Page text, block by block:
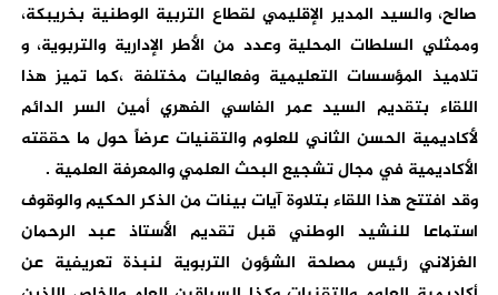
صالح، والسيد المدير الإقليمي لقطاع التربية الوطنية بخريبكة،
وممثلي السلطات المحلية وعدد من الأطر الإدارية والتربوية، و
تلاميذ المؤسسات التعليمية وفعاليات مختلفة ،كما تميز هذا
اللقاء بتقديم السيد عمر الفاسي الفهري أمين السر الدائم
لأكاديمية الحسن الثاني للعلوم والتقنيات عرضاً حول ما حققته
الأكاديمية في مجال تشجيع البحث العلمي والمعرفة العلمية .
وقد افتتح هذا اللقاء بتلاوة آيات بينات من الذكر الحكيم والوقوف
استماعا للنشيد الوطني قبل تقديم الأستاذ عبد الرحمان
الغزلاني رئيس مصلحة الشؤون التربوية لنبذة تعريفية عن